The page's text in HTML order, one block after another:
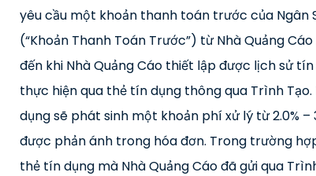
yêu cầu một khoản thanh toán trước của Ngân
(“Khoản Thanh Toán Trước”) từ Nhà Quảng
đến khi Nhà Quảng Cáo thiết lập được lịch sử
thực hiện qua thẻ tín dụng thông qua Trình
dụng sẽ phát sinh một khoản phí xử lý từ 2.0%
được phản ánh trong hóa đơn. Trong trường
thẻ tín dụng mà Nhà Quảng Cáo đã gửi qua